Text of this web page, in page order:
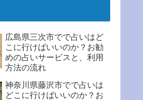
広島県三次市でで占いはど
こに行けばいいのか？お勧
めの占いサービスと、利用
方法の流れ
神奈川県藤沢市でで占いは
どこに行けばいいのか？お